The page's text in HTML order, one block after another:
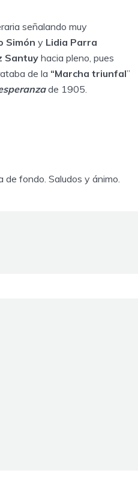
señalando muy
Simón y Lidia Parra
Santuy hacia pleno, pues
de la “Marcha triunfal”
de 1905.
fondo. Saludos y ánimo.